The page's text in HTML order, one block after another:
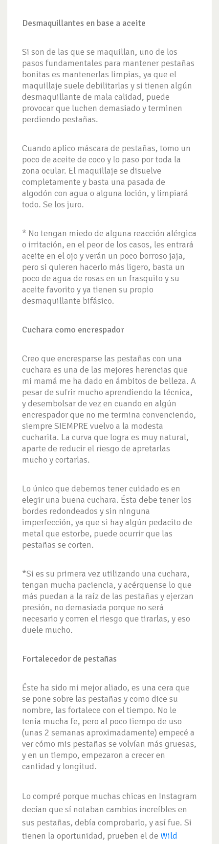
Desmaquillantes en base a aceite
Si son de las que se maquillan, uno de los
pasos fundamentales para mantener pestañas
bonitas es mantenerlas limpias, ya que el
maquillaje suele debilitarlas y si tienen algún
desmaquillante de mala calidad, puede
provocar que luchen demasiado y terminen
perdiendo pestañas.
Cuando aplico máscara de pestañas, tomo un
poco de aceite de coco y lo paso por toda la
zona ocular. El maquillaje se disuelve
completamente y basta una pasada de
algodón con agua o alguna loción, y limpiará
todo. Se los juro.
* No tengan miedo de alguna reacción alérgica
o irritación, en el peor de los casos, les entrará
aceite en el ojo y verán un poco borroso jaja,
pero si quieren hacerlo más ligero, basta un
poco de agua de rosas en un frasquito y su
aceite favorito y ya tienen su propio
desmaquillante bifásico.
Cuchara como encrespador
Creo que encresparse las pestañas con una
cuchara es una de las mejores herencias que
mi mamá me ha dado en ámbitos de belleza. A
pesar de sufrir mucho aprendiendo la técnica,
y desembolsar de vez en cuando en algún
encrespador que no me termina convenciendo,
siempre SIEMPRE vuelvo a la modesta
cucharita. La curva que logra es muy natural,
aparte de reducir el riesgo de apretarlas
mucho y cortarlas.
Lo único que debemos tener cuidado es en
elegir una buena cuchara. Ésta debe tener los
bordes redondeados y sin ninguna
imperfección, ya que si hay algún pedacito de
metal que estorbe, puede ocurrir que las
pestañas se corten.
*Si es su primera vez utilizando una cuchara,
tengan mucha paciencia, y acérquense lo que
más puedan a la raíz de las pestañas y ejerzan
presión, no demasiada porque no será
necesario y corren el riesgo que tirarlas, y eso
duele mucho.
Fortalecedor de pestañas
Éste ha sido mi mejor aliado, es una cera que
se pone sobre las pestañas y como dice su
nombre, las fortalece con el tiempo. No le
tenía mucha fe, pero al poco tiempo de uso
(unas 2 semanas aproximadamente) empecé a
ver cómo mis pestañas se volvían más gruesas,
y en un tiempo, empezaron a crecer en
cantidad y longitud.
Lo compré porque muchas chicas en Instagram
decían que sí notaban cambios increíbles en
sus pestañas, debía comprobarlo, y así fue. Si
tienen la oportunidad, prueben el de Wild